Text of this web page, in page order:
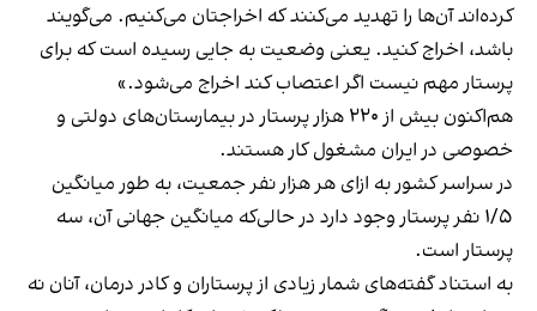
کرده‌اند آن‌ها را تهدید می‌کنند که اخراجتان می‌کنیم. می‌گویند
باشد، اخراج کنید. یعنی وضعیت به جایی رسیده است که برای
پرستار مهم نیست اگر اعتصاب کند اخراج می‌شود.»
هم‌اکنون بیش از ۲۲۰ هزار پرستار در بیمارستان‌های دولتی و
خصوصی در ایران مشغول کار هستند.
در سراسر کشور به ازای هر هزار نفر جمعیت، به طور میانگین
۱/۵ نفر پرستار وجود دارد در حالی‌که میانگین جهانی آن، سه
پرستار است.
به استناد گفته‌های شمار زیادی از پرستاران و کادر درمان، آنان نه